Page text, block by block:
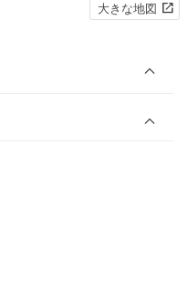
大きな地図